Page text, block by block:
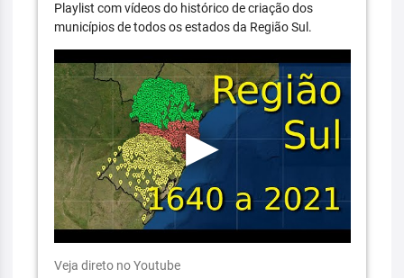
Playlist com vídeos do histórico de criação dos
municípios de todos os estados da Região Sul.
Veja direto no Youtube